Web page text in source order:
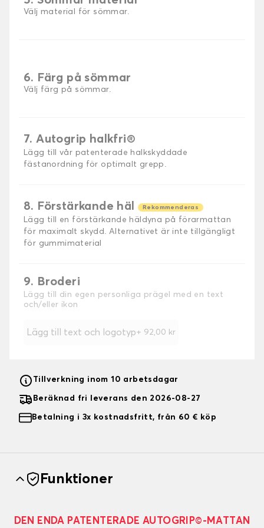
Välj material för sömmar.
6. Färg på sömmar
Välj färg på sömmar.
7. Autogrip halkfri®
Lägg till vår patenterade halkskyddade
fästanordning för optimalt grepp.
8. Förstärkande häl Rekommenderas
Lägg till en förstärkande häldyna på förarmattan
för maximalt skydd. Alternativet är inte tillgängligt
för gummimaterial
9. Broderi
Lägg till din egen personliga prägel med en text
och/eller ikon
Lägg till text och logotyp+ 92,00 kr
Tillverkning inom 10 arbetsdagar
Beräknad fri leverans den 2026-08-27
Betalning i 3x kostnadsfritt, från 60 € köp
Funktioner
DEN ENDA PATENTERADE AUTOGRIP©-MATTAN